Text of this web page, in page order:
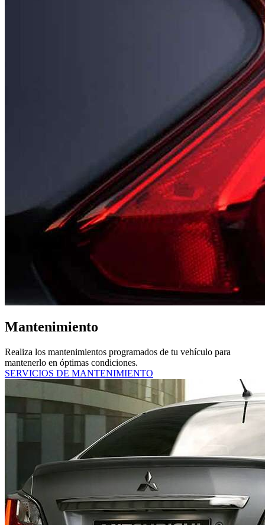
Mantenimiento
Realiza los mantenimientos programados de tu vehículo para
mantenerlo en óptimas condiciones.
SERVICIOS DE MANTENIMIENTO